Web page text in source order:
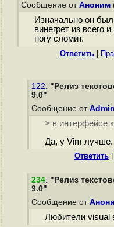
Сообщение от Аноним
Изначально он
винегрет из всего
ногу сломит.
Ответить
122. "Релиз
9.0"
Сообщение от
> в интерфейсе
Да, у Vim лучше.
Ответить
234. "Релиз
9.0"
Сообщение от
Любители visual